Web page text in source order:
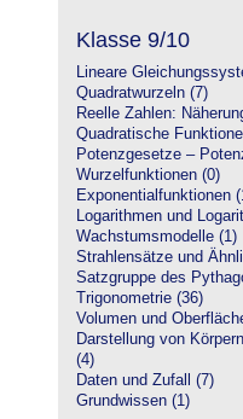
Klasse 9/10
Lineare
Quadratwurzeln (7)
Reelle Zahlen:
Quadratische
Potenzgesetze –
Wurzelfunktionen (0)
Exponentialfunktionen
Logarithmen und
Wachstumsmodelle (1)
Strahlensätze und
Satzgruppe des
Trigonometrie (36)
Volumen und
Darstellung von
(4)
Daten und Zufall (7)
Grundwissen (1)